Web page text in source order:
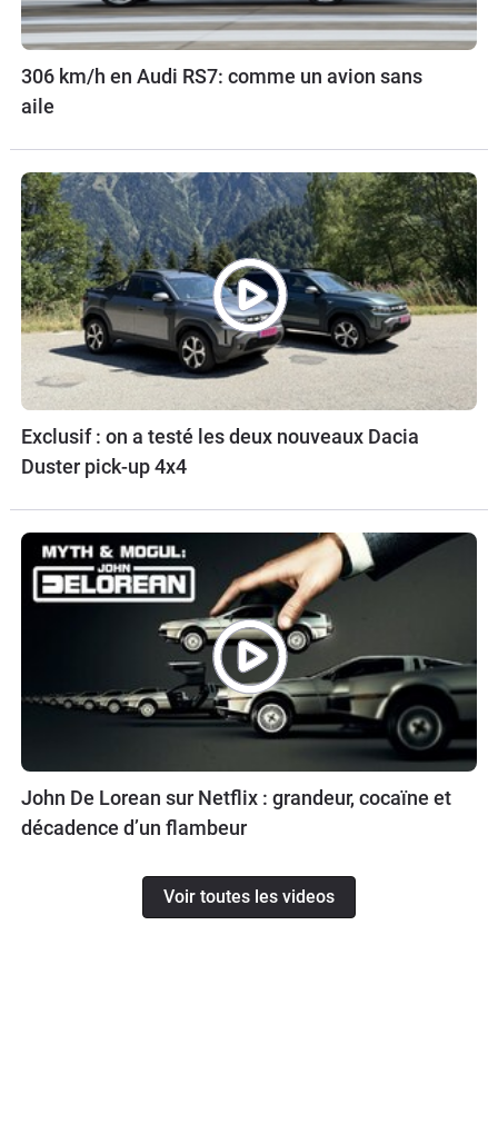
306 km/h en Audi RS7: comme un avion sans
aile
Exclusif : on a testé les deux nouveaux Dacia
Duster pick-up 4x4
John De Lorean sur Netflix : grandeur, cocaïne et
décadence d’un flambeur
Voir toutes les videos